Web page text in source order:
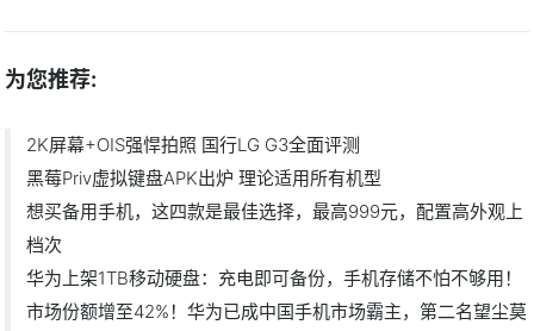
为您推荐:
2K屏幕+OIS强悍拍照 国行LG G3全面评测
黑莓Priv虚拟键盘APK出炉 理论适用所有机型
想买备用手机，这四款是最佳选择，最高999元，配置高外观上
档次
华为上架1TB移动硬盘：充电即可备份，手机存储不怕不够用！
市场份额增至42%！华为已成中国手机市场霸主，第二名望尘莫